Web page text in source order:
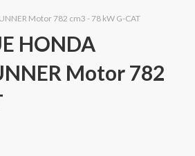
Motor 782 cm3 - 78 kW G-CAT
HONDA
Motor 782